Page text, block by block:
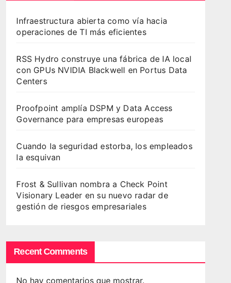
Infraestructura abierta como vía hacia
operaciones de TI más eficientes
RSS Hydro construye una fábrica de IA local
con GPUs NVIDIA Blackwell en Portus Data
Centers
Proofpoint amplía DSPM y Data Access
Governance para empresas europeas
Cuando la seguridad estorba, los empleados
la esquivan
Frost & Sullivan nombra a Check Point
Visionary Leader en su nuevo radar de
gestión de riesgos empresariales
Recent Comments
No hay comentarios que mostrar.